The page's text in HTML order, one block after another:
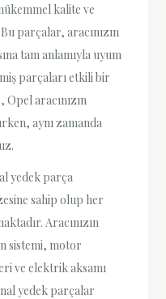
kalite ve
parçalar, aracınızın
tam anlamıyla uyum
parçaları etkili bir
aracınızın
aynı zamanda
yedek parça
sahip olup her
Aracınızın
sistemi, motor
ve elektrik aksamı
yedek parçalar